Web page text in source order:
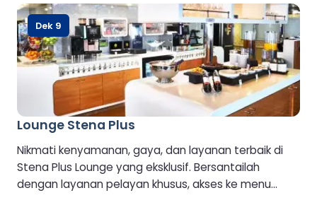
Lounge Stena Plus
Nikmati kenyamanan, gaya, dan layanan terbaik di
Stena Plus Lounge yang eksklusif. Bersantailah
dengan layanan pelayan khusus, akses ke menu
Dek 9